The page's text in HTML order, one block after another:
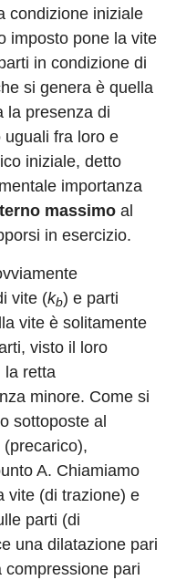
condizione iniziale
imposto pone la vite
in condizione di
si genera è quella
la presenza di
fra loro e
iniziale, detto
importanza
massimo al
in esercizio.
vite (kb) e parti
vite è solitamente
visto il loro
la retta
minore. Come si
sottoposte al
A. Chiamiamo
vite (di trazione) e
parti (di
una dilatazione pari
pari